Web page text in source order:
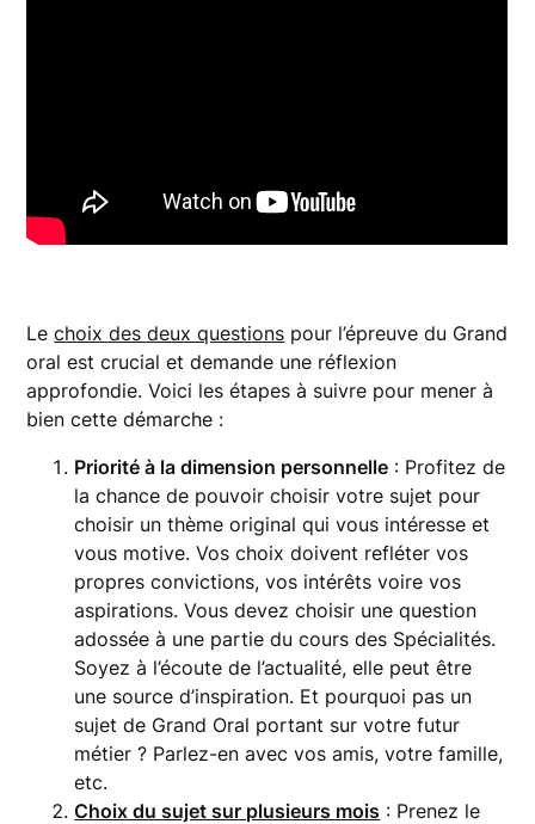
Lechoix des deux questions pour l’épreuve du Grand
oral est crucial et demande une réflexion
approfondie. Voici les étapes à suivre pour mener à
bien cette démarche :
Priorité à la dimension personnelle : Profitez de
la chance de pouvoir choisir votre sujet pour
choisir un thème original qui vous intéresse et
vous motive. Vos choix doivent refléter vos
propres convictions, vos intérêts voire vos
aspirations. Vous devez choisir une question
adossée à une partie du cours des Spécialités.
Soyez à l’écoute de l’actualité, elle peut être
une source d’inspiration. Et pourquoi pas un
sujet de Grand Oral portant sur votre futur
métier ? Parlez-en avec vos amis, votre famille,
etc.
Choix du sujet sur plusieurs mois : Prenez le